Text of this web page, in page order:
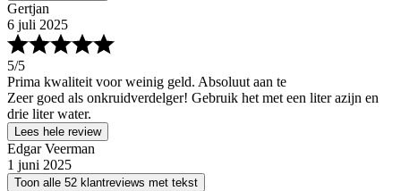
Gertjan
6 juli 2025
5/5
Prima kwaliteit voor weinig geld. Absoluut aan te
Zeer goed als onkruidverdelger! Gebruik het met een liter azijn en
drie liter water.
Lees hele review
Edgar Veerman
1 juni 2025
Toon alle 52 klantreviews met tekst